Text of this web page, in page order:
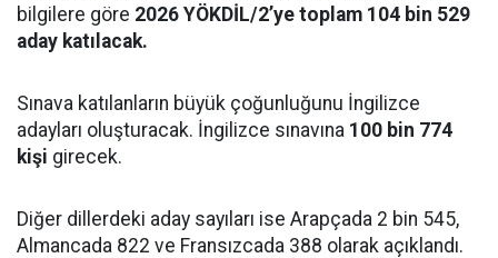
bilgilere göre 2026 YÖKDİL/2’ye toplam 104 bin 529
aday katılacak.
Sınava katılanların büyük çoğunluğunu İngilizce
adayları oluşturacak. İngilizce sınavına 100 bin 774
kişi girecek.
Diğer dillerdeki aday sayıları ise Arapçada 2 bin 545,
Almancada 822 ve Fransızcada 388 olarak açıklandı.